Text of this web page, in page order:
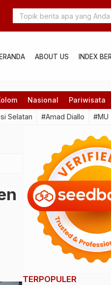
Onal Dompu
Budaya Lokal
ABOUT US INDEX
Nasional Pariwisata
Selatan #Amad Diallo #MU
TERPOPULER